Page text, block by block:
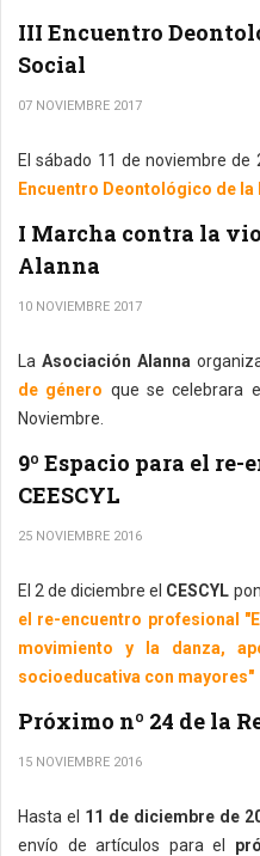
III Encuentro
Social
07 NOVIEMBRE 2017
El sábado 11 de noviembre de
Encuentro Deontológico de la
I Marcha contra la
Alanna
10 NOVIEMBRE 2017
La Asociación Alanna
de género que se celebrara
Noviembre.
9º Espacio para el
CEESCYL
25 NOVIEMBRE 2016
El 2 de diciembre el CESCYL
el re-encuentro profesional
movimiento y la danza,
socioeducativa con mayores"
Próximo nº 24 de la
15 NOVIEMBRE 2016
Hasta el 11 de diciembre de
envío de artículos para el